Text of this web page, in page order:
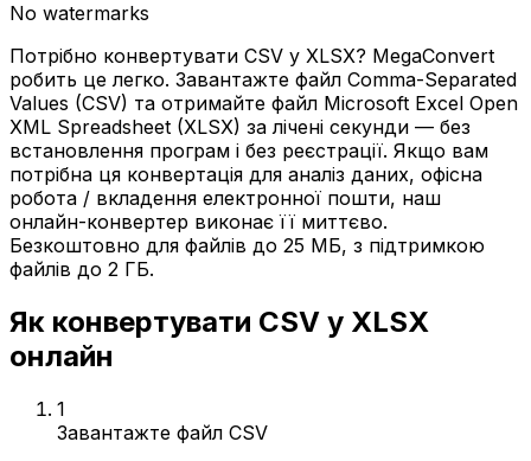
No watermarks
Потрібно конвертувати CSV у XLSX? MegaConvert
робить це легко. Завантажте файл Comma-Separated
Values (CSV) та отримайте файл Microsoft Excel Open
XML Spreadsheet (XLSX) за лічені секунди — без
встановлення програм і без реєстрації. Якщо вам
потрібна ця конвертація для аналіз даних, офісна
робота / вкладення електронної пошти, наш
онлайн-конвертер виконає її миттєво.
Безкоштовно для файлів до 25 МБ, з підтримкою
файлів до 2 ГБ.
Як конвертувати CSV у XLSX
онлайн
1
Завантажте файл CSV